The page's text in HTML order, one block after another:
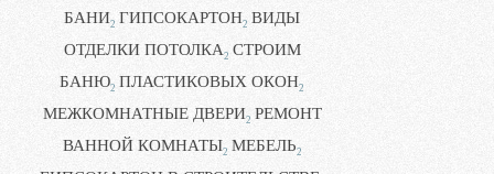
БАНИ2 ГИПСОКАРТОН2 ВИДЫ
ОТДЕЛКИ ПОТОЛКА2 СТРОИМ
БАНЮ2 ПЛАСТИКОВЫХ ОКОН2
МЕЖКОМНАТНЫЕ ДВЕРИ2 РЕМОНТ
ВАННОЙ КОМНАТЫ2 МЕБЕЛЬ2